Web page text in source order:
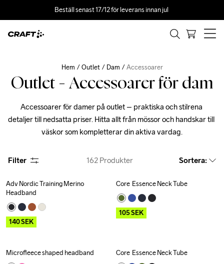
Beställ senast 17/12 för leverans innan jul
Hem Outlet Dam Accessoarer
Outlet - Accessoarer för dam
Accessoarer för damer på outlet – praktiska och stilrena
detaljer till nedsatta priser. Hitta allt från mössor och handskar till
väskor som kompletterar din aktiva vardag.
Filter 162 Produkter Sortera:
Outlet
Adv Nordic Training Merino
Headband
140SEK
Outlet
Core  Essence Neck Tube
105SEK
Outlet
Microfleece shaped headband Outlet
Core  Essence Neck Tube